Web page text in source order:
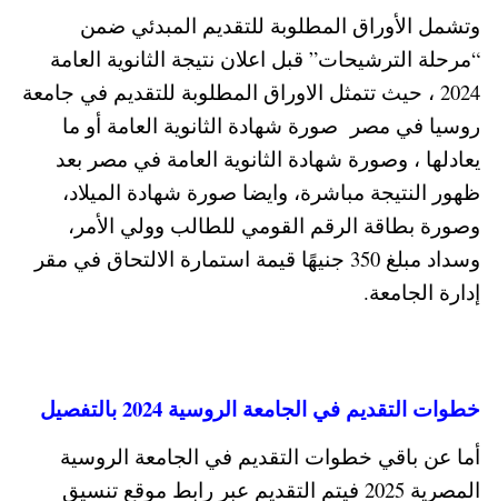
وتشمل الأوراق المطلوبة للتقديم المبدئي ضمن
“مرحلة الترشيحات” قبل اعلان نتيجة الثانوية العامة
2024 ، حيث تتمثل الاوراق المطلوبة للتقديم في جامعة
روسيا في مصر صورة شهادة الثانوية العامة أو ما
يعادلها ، وصورة شهادة الثانوية العامة في مصر بعد
ظهور النتيجة مباشرة، وايضا صورة شهادة الميلاد،
وصورة بطاقة الرقم القومي للطالب وولي الأمر،
وسداد مبلغ 350 جنيهًا قيمة استمارة الالتحاق في مقر
إدارة الجامعة.
خطوات التقديم في الجامعة الروسية 2024 بالتفصيل
أما عن باقي خطوات التقديم في الجامعة الروسية
المصرية 2025 فيتم التقديم عبر رابط موقع تنسيق